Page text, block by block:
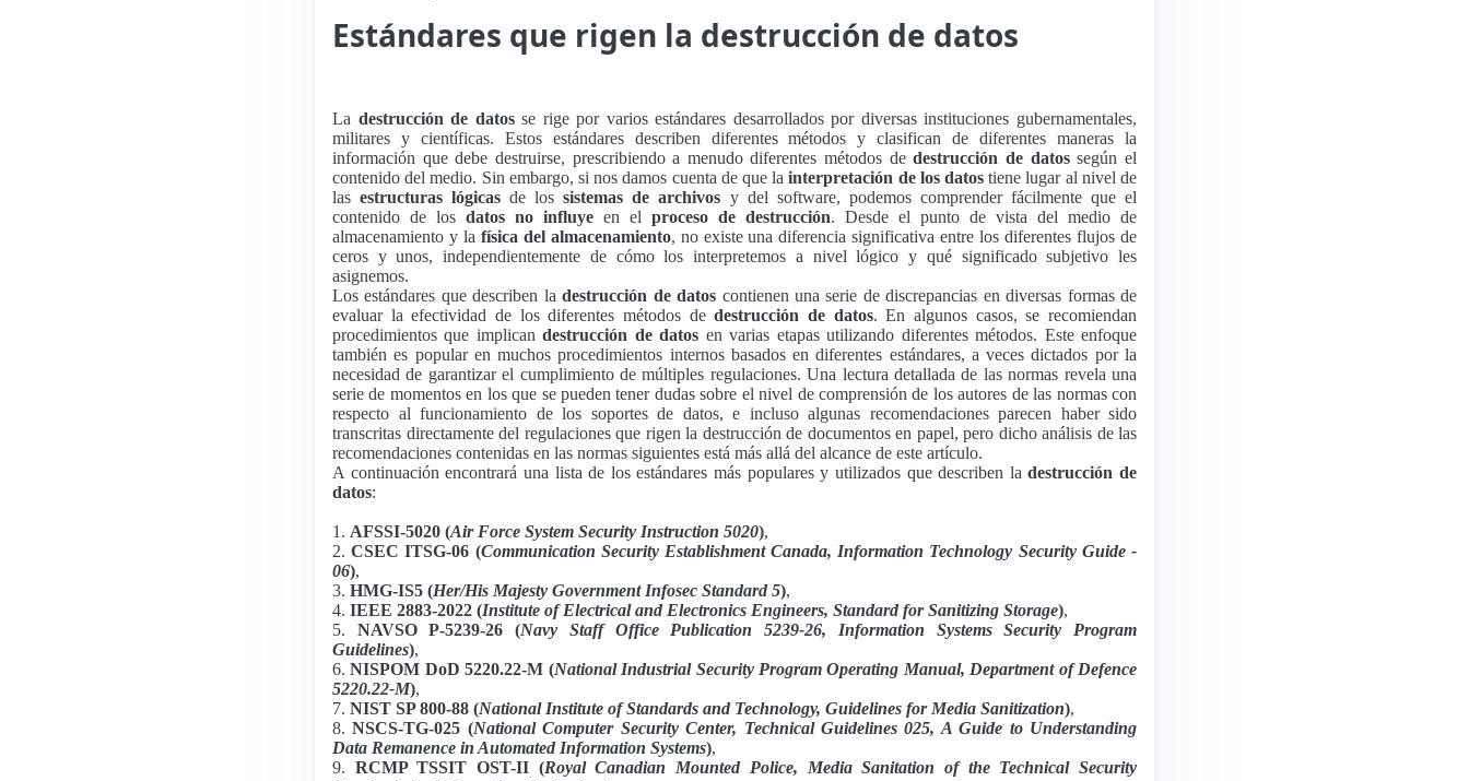
Estándares que rigen la destrucción de datos
La destrucción de datosse rige por varios estándares desarrollados por diversas instituciones gubernamentales,
militares y científicas. Estos estándares describen diferentes métodos y clasifican de diferentes maneras la
información que debe destruirse, prescribiendo a menudo diferentes métodos dedestrucción de datossegún el
contenido del medio. Sin embargo, si nos damos cuenta de que lainterpretación de los datos tiene lugar al nivel de
lasestructuras lógicas de lossistemas de archivos y del software, podemos comprender fácilmente que el
contenido de los datos no influye en el proceso de destrucción. Desde el punto de vista del medio de
almacenamiento y la física del almacenamiento, no existe una diferencia significativa entre los diferentes flujos de
ceros y unos, independientemente de cómo los interpretemos a nivel lógico y qué significado subjetivo les
asignemos.
Los estándares que describen ladestrucción de datos contienen una serie de discrepancias en diversas formas de
evaluar la efectividad de los diferentes métodos dedestrucción de datos. En algunos casos, se recomiendan
procedimientos que implicandestrucción de datos en varias etapas utilizando diferentes métodos. Este enfoque
también es popular en muchos procedimientos internos basados ​​en diferentes estándares, a veces dictados por la
necesidad de garantizar el cumplimiento de múltiples regulaciones. Una lectura detallada de las normas revela una
serie de momentos en los que se pueden tener dudas sobre el nivel de comprensión de los autores de las normas con
respecto al funcionamiento de los soportes de datos, e incluso algunas recomendaciones parecen haber sido
transcritas directamente del regulaciones que rigen la destrucción de documentos en papel, pero dicho análisis de las
recomendaciones contenidas en las normas siguientes está más allá del alcance de este artículo.
A continuación encontrará una lista de los estándares más populares y utilizados que describen ladestrucción de
datos:
1. AFSSI-5020 (Air Force System Security Instruction 5020),
2.CSEC ITSG-06 (Communication Security Establishment Canada, Information Technology Security Guide -
06),
3. HMG-IS5 (Her/His Majesty Government Infosec Standard 5),
4. IEEE 2883-2022 (Institute of Electrical and Electronics Engineers, Standard for Sanitizing Storage),
5. NAVSO P-5239-26 (Navy Staff Office Publication 5239-26, Information Systems Security Program
Guidelines),
6.NISPOM DoD 5220.22-M (National Industrial Security Program Operating Manual, Department of Defence
5220.22-M),
7. NIST SP 800-88 (National Institute of Standards and Technology, Guidelines for Media Sanitization),
8.NSCS-TG-025 (National Computer Security Center, Technical Guidelines 025, A Guide to Understanding
Data Remanence in Automated Information Systems),
9. RCMP TSSIT OST-II (Royal Canadian Mounted Police, Media Sanitation of the Technical Security